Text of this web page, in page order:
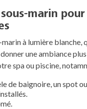
marin pour
à lumière blanche,
une ambiance
spa ou piscine,
de baignoire, un spot